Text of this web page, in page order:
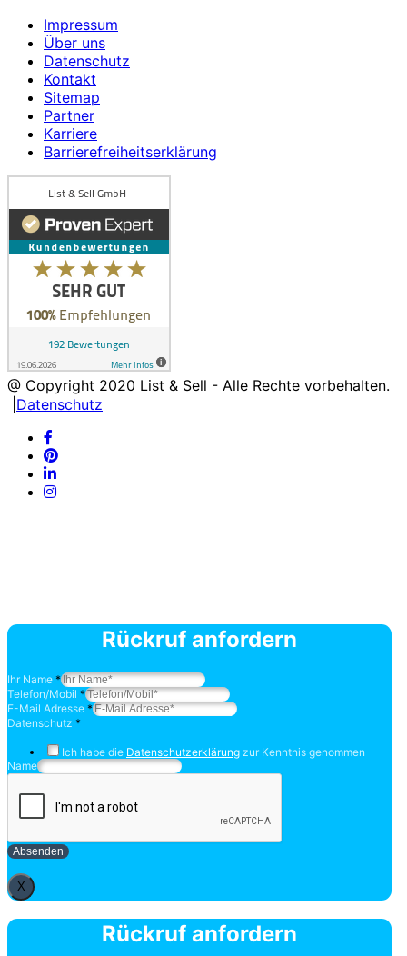
Impressum
Über uns
Datenschutz
Kontakt
Sitemap
Partner
Karriere
Barrierefreiheitserklärung
@ Copyright 2020 List & Sell - Alle Rechte vorbehalten.
Datenschutz
Rückruf anfordern
Ihr Name *
Telefon/Mobil *
E-Mail Adresse *
Datenschutz *
Ich habe die Datenschutzerklärung zur Kenntnis genommen
Name
Absenden
X
Rückruf anfordern